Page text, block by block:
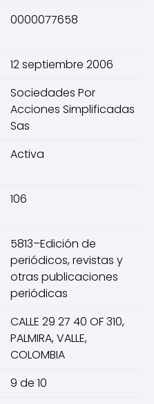
0000077658
12 septiembre 2006
Sociedades Por
Acciones Simplificadas
Sas
Activa
106
5813–Edición de
periódicos, revistas y
otras publicaciones
periódicas
CALLE 29 27 40 OF 310,
PALMIRA, VALLE,
COLOMBIA
9 de 10